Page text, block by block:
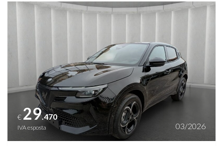
Vedi dettagli
€ 29.470
IVA esposta 03/2026